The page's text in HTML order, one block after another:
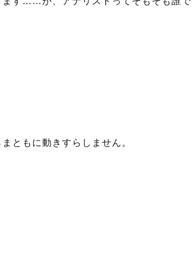
ともに動きすらしません。